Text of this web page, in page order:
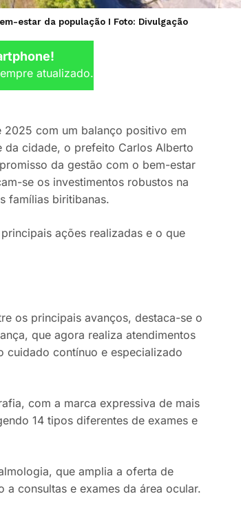
estar da população I Foto: Divulgação
atualizado.
com um balanço positivo em
da cidade, o prefeito Carlos Alberto
da gestão com o bem-estar
se os investimentos robustos na
famílias biritibanas.
ações realizadas e o que
os principais avanços, destaca-se o
que agora realiza atendimentos
cuidado contínuo e especializado
com a marca expressiva de mais
14 tipos diferentes de exames e
que amplia a oferta de
consultas e exames da área ocular.